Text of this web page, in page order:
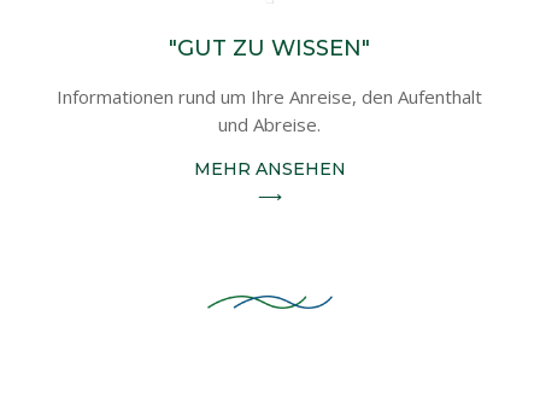
"GUT ZU WISSEN"
Informationen rund um Ihre Anreise, den Aufenthalt
und Abreise.
MEHR ANSEHEN
⟶